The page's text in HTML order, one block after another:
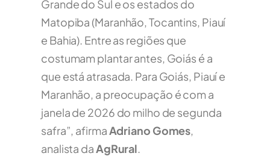
Grande do Sul e os estados do
Matopiba (Maranhão, Tocantins, Piauí
e Bahia). Entre as regiões que
costumam plantar antes, Goiás é a
que está atrasada. Para Goiás, Piauí e
Maranhão, a preocupação é com a
janela de 2026 do milho de segunda
safra”, afirmaAdriano Gomes,
analista daAgRural.